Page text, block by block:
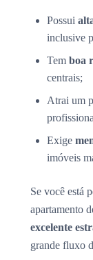
Possui
inclusive
Tem boa
centrais;
Atrai um
Exige
imóveis
Se você está
apartamento
excelente
grande fluxo